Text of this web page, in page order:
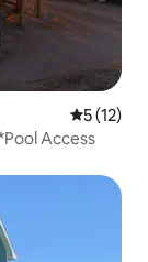
5 (12)
Access